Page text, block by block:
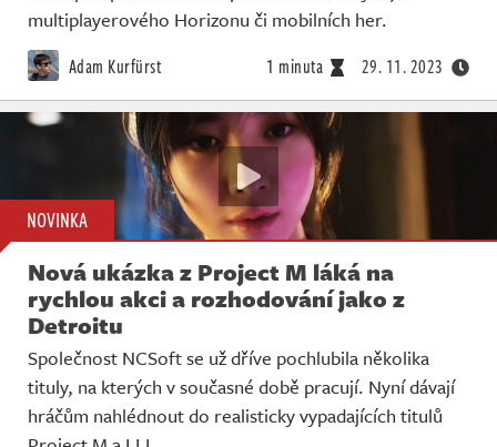
multiplayerového Horizonu či mobilních her.
Adam Kurfürst 1 minuta 29. 11. 2023
NOVINKA
Nová ukázka z Project M láká na
rychlou akci a rozhodování jako z
Detroitu
Společnost NCSoft se už dříve pochlubila několika
tituly, na kterých v současné době pracují. Nyní dávají
hráčům nahlédnout do realisticky vypadajících titulů